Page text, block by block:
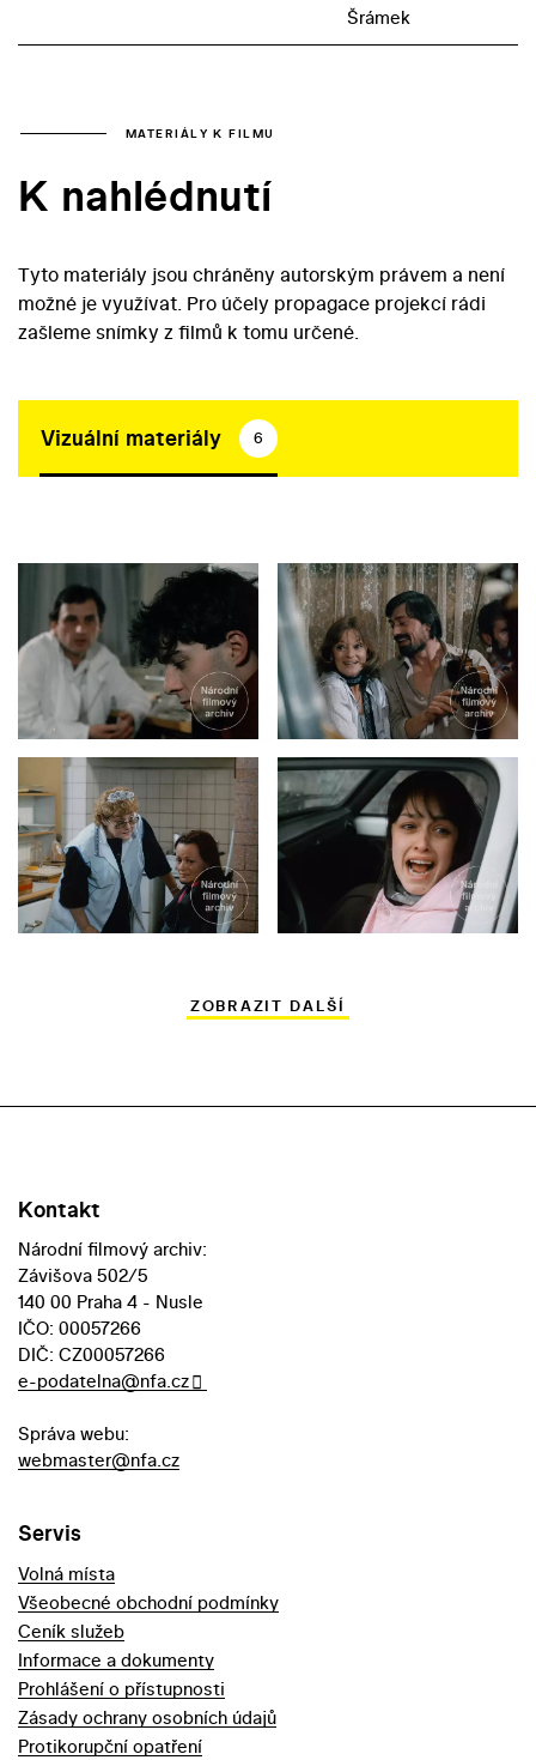
Šrámek
MATERIÁLY K FILMU
K nahlédnutí
Tyto materiály jsou chráněny autorským právem a není
možné je využívat. Pro účely propagace projekcí rádi
zašleme snímky z filmů k tomu určené.
Vizuální materiály 6
ZOBRAZIT DALŠÍ
Kontakt
Národní filmový archiv:
Závišova 502/5
140 00 Praha 4 - Nusle
IČO: 00057266
DIČ: CZ00057266
e-podatelna@nfa.cz
Správa webu:
webmaster@nfa.cz
Servis
Volná místa
Všeobecné obchodní podmínky
Ceník služeb
Informace a dokumenty
Prohlášení o přístupnosti
Zásady ochrany osobních údajů
Protikorupční opatření